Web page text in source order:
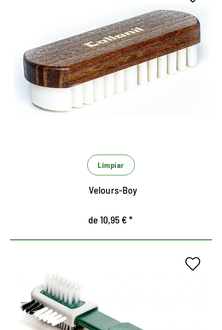
Cepillo especial para gamurza.
Cepillo especial para la limpieza y la rugosidad del
gamurza.
Las laminillas de goma ajustan las fibras después
de la limpieza.
Limpiar
Velours-Boy
de 10,95 € *
Limpieza en seco para
gamurza.